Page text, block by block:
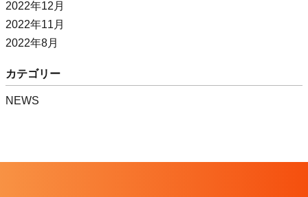
2022年12月
2022年11月
2022年8月
カテゴリー
NEWS